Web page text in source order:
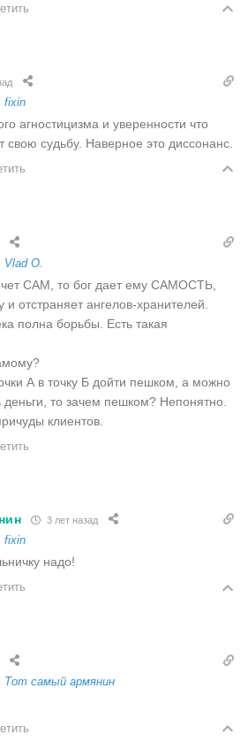
fixin
агностицизма и уверенности что
свою судьбу. Наверное это диссонанс.
Vlad O.
САМ, то бог дает ему САМОСТЬ,
и отстраняет ангелов-хранителей.
полна борьбы. Есть такая
А в точку Б дойти пешком, а можно
деньги, то зачем пешком? Непонятно.
клиентов.
3 лет назад
fixin
надо!
Тот самый армянин